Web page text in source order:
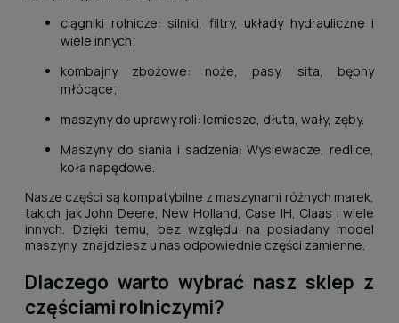
ciągniki rolnicze: silniki, filtry, układy hydrauliczne i
wiele innych;
kombajny zbożowe: noże, pasy, sita, bębny
młócące;
maszyny do uprawy roli: lemiesze, dłuta, wały, zęby.
Maszyny do siania i sadzenia: Wysiewacze, redlice,
koła napędowe.
Nasze części są kompatybilne z maszynami różnych marek,
takich jak John Deere, New Holland, Case IH, Claas i wiele
innych. Dzięki temu, bez względu na posiadany model
maszyny, znajdziesz u nas odpowiednie części zamienne.
Dlaczego warto wybrać nasz sklep z
częściami rolniczymi?